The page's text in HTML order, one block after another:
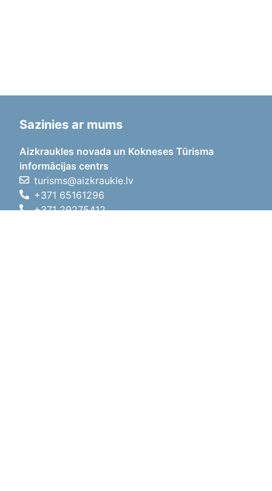
Sazinies ar mums
Aizkraukles novada un Kokneses Tūrisma
informācijas centrs
turisms@aizkraukle.lv
+371 65161296
+371 29275412